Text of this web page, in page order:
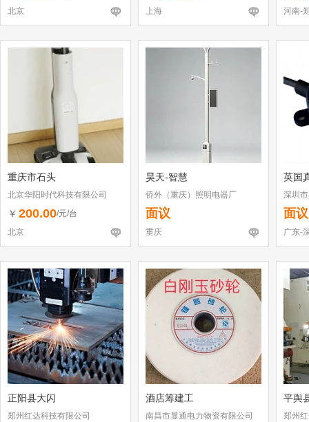
北京
上海
河南-
重庆市石头
北京华阳时代科技有限公司
￥ 200.00/元/台
北京
昊天-智慧
侨外（重庆）照明电器厂
面议
重庆
英国
深圳
面议
广东-
正阳县大闪
郑州红达科技有限公司
酒店筹建工
南昌市显通电力物资有限公司
平舆
郑州